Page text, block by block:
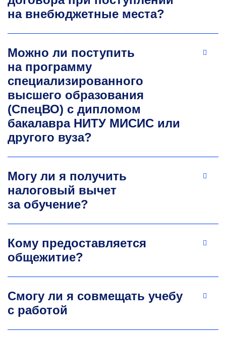
Научные интересы: региональная
и отраслевая экономика, эффективность
стратегического управления, инновационная
государственная региональная политика,
стратегическое планирование. Более 30 лет
опыта в крупных компаниях логистического
и промышленного сектора.
kleshchina.m@misis.ru
Евгений Владимирович
Орлов
К.э.н., доцент кафедры промышленного
менеджмента
финансовый менеджмент.
orlov.ev@misis.ru
на внебюджетные места?
Можно ли поступить
на программу
специализированного
высшего образования
(СпецВО) с дипломом
бакалавра НИТУ МИСИС или
другого вуза?
Могу ли я получить
налоговый вычет
за обучение?
Кому предоставляется
общежитие?
Смогу ли я совмещать учебу
с работой